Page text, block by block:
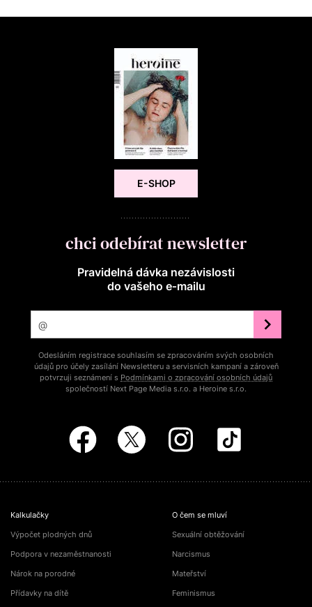
E-SHOP
chci odebírat newsletter
Pravidelná dávka nezávislosti
do vašeho e‑mailu
Odesláním registrace souhlasím se zpracováním svých osobních
údajů pro účely zasílání Newsletteru a servisních kampaní a zároveň
potvrzuji seznámení s Podmínkami o zpracování osobních údajů
společností Next Page Media s.r.o. a Heroine s.r.o.
Kalkulačky
Výpočet plodných dnů
Podpora v nezaměstnanosti
Nárok na porodné
Přídavky na dítě
O čem se mluví
Sexuální obtěžování
Narcismus
Mateřství
Feminismus